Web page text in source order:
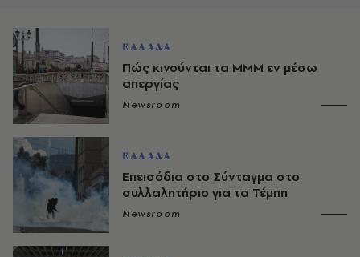
ΕΛΛΑΔΑ
Πώς κινούνται τα ΜΜΜ εν μέσω
απεργίας
Newsroom
ΕΛΛΑΔΑ
Επεισόδια στο Σύνταγμα στο
συλλαλητήριο για τα Τέμπη
Newsroom